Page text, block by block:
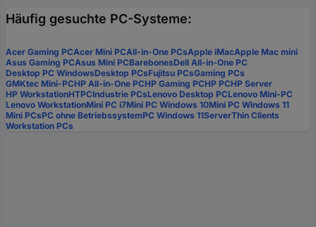
Häufig gesuchte PC-Systeme:
Acer Gaming PCAcer Mini PCAll-in-One PCsApple iMacApple Mac mini
Asus Gaming PCAsus Mini PCBarebonesDell All-in-One PC
Desktop PC WindowsDesktop PCsFujitsu PCsGaming PCs
GMKtec Mini-PCHP All-in-One PCHP Gaming PCHP PCHP Server
HP WorkstationHTPCIndustrie PCsLenovo Desktop PCLenovo Mini-PC
Lenovo WorkstationMini PC i7Mini PC Windows 10Mini PC Windows 11
Mini PCsPC ohne BetriebssystemPC Windows 11ServerThin Clients
Workstation PCs